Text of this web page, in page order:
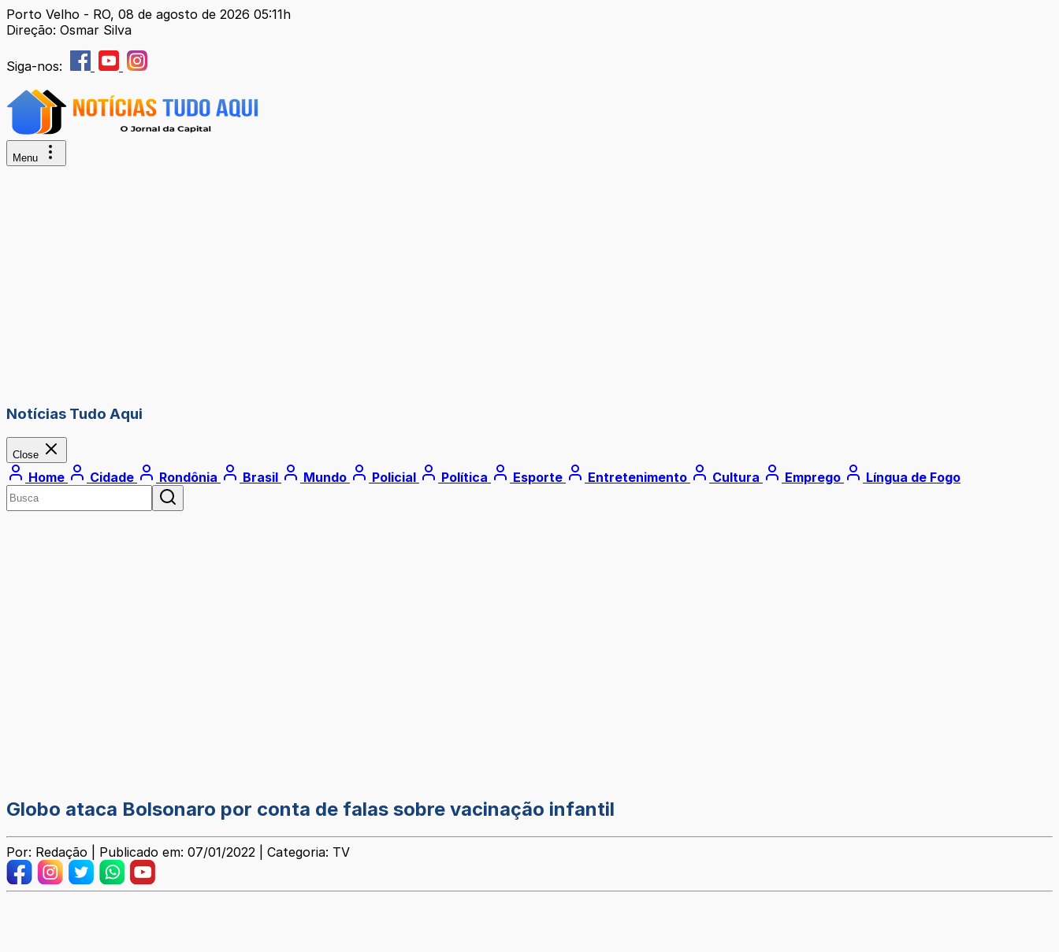
Porto Velho - RO, 08 de agosto de 2026 05:11h
Direção: Osmar Silva
Siga-nos:
Menu
Notícias Tudo Aqui
Close
Home Cidade Rondônia Brasil Mundo Policial Política Esporte Entretenimento Cultura Emprego Língua de Fogo
Globo ataca Bolsonaro por conta de falas sobre vacinação infantil
Por: Redação | Publicado em: 07/01/2022 | Categoria: TV